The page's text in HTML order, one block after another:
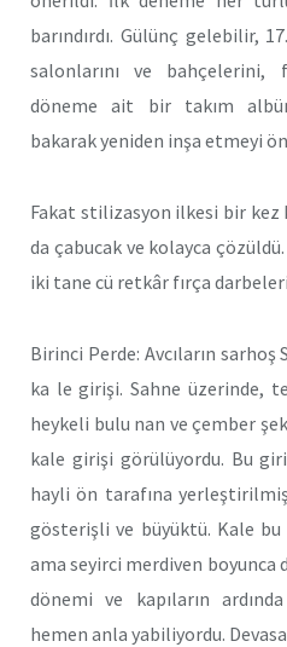
barındırdı. Gülünç gelebilir,
salonlarını ve
döneme ait bir takım
bakarak yeniden inşa etmeyi
Fakat stilizasyon ilkesi bir kez
da çabucak ve kolayca
iki tane cü retkâr fırça
Birinci Perde: Avcıların sarhoş
ka le girişi. Sahne üzerinde,
heykeli bulu nan ve çember
kale girişi görülüyordu. Bu
hayli ön tarafına
gösterişli ve büyüktü. Kale
ama seyirci merdiven boyunca
dönemi ve kapıların
hemen anla yabiliyordu.